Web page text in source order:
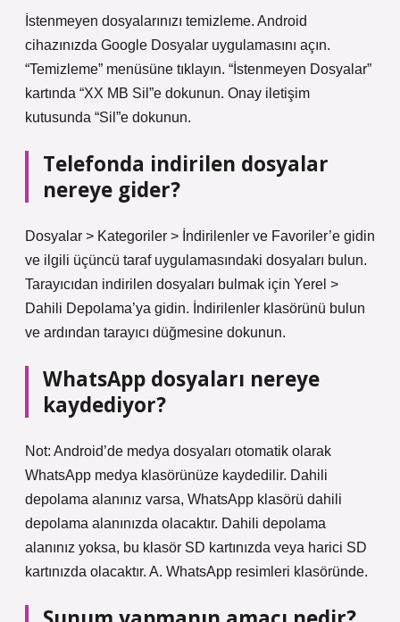
İstenmeyen dosyalarınızı temizleme. Android
cihazınızda Google Dosyalar uygulamasını açın.
“Temizleme” menüsüne tıklayın. “İstenmeyen Dosyalar”
kartında “XX MB Sil”e dokunun. Onay iletişim
kutusunda “Sil”e dokunun.
Telefonda indirilen dosyalar
nereye gider?
Dosyalar > Kategoriler > İndirilenler ve Favoriler’e gidin
ve ilgili üçüncü taraf uygulamasındaki dosyaları bulun.
Tarayıcıdan indirilen dosyaları bulmak için Yerel >
Dahili Depolama’ya gidin. İndirilenler klasörünü bulun
ve ardından tarayıcı düğmesine dokunun.
WhatsApp dosyaları nereye
kaydediyor?
Not: Android’de medya dosyaları otomatik olarak
WhatsApp medya klasörünüze kaydedilir. Dahili
depolama alanınız varsa, WhatsApp klasörü dahili
depolama alanınızda olacaktır. Dahili depolama
alanınız yoksa, bu klasör SD kartınızda veya harici SD
kartınızda olacaktır. A. WhatsApp resimleri klasöründe.